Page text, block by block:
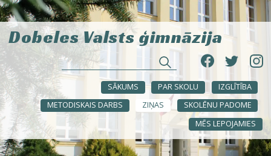
Dobeles Valsts ģimnāzija
SĀKUMS PAR SKOLU
IZGLĪTĪBA
METODISKAIS DARBS
ZIŅAS
SKOLĒNU PADOME
MĒS LEPOJAMIES